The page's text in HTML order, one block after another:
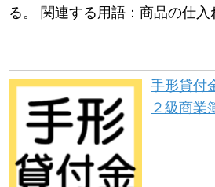
る。 関連する用語：商品の仕
手形貸付
２級商業